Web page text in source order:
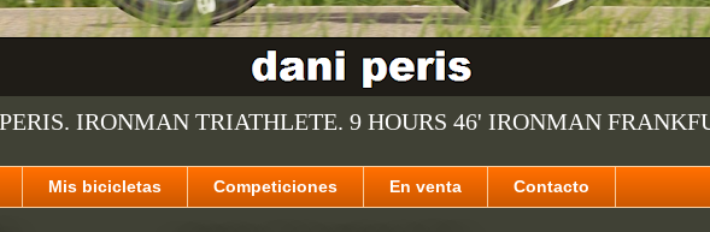
IRONMAN TRIATHLETE. 9 HOURS 46' IRONMAN
Mis bicicletas Competiciones En venta Contacto